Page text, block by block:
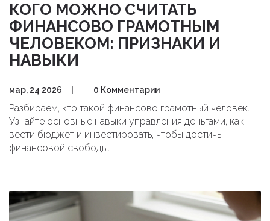
КОГО МОЖНО СЧИТАТЬ
ФИНАНСОВО ГРАМОТНЫМ
ЧЕЛОВЕКОМ: ПРИЗНАКИ И
НАВЫКИ
мар, 24 2026 0 Комментарии
Разбираем, кто такой финансово грамотный человек.
Узнайте основные навыки управления деньгами, как
вести бюджет и инвестировать, чтобы достичь
финансовой свободы.